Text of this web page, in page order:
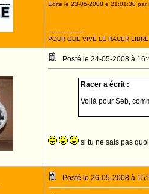
Edité le 23-05-2008 e 21:01:30 par
--------------------
POUR QUE VIVE LE RACER
Posté le 24-05-2008 à
Racer a écrit :
Voilà pour Seb,
si tu ne sais pas
Posté le 26-05-2008 à